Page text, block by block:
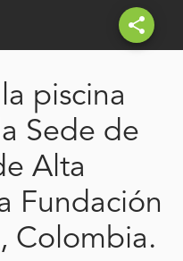
share
piscina
Sede de
Alta
Fundación
Colombia.